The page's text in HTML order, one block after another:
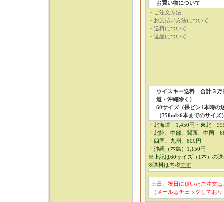
お買い物について
・ ご注文方法
・ お支払い方法について
・ 送料について
・ 返品について
ウイスキー送料 合計３万
道・沖縄除く）
60サイズ（裸ビン1本時の
（750ml×6本までのサイズ
・北海道 1,450円・東北
・北陸、中部、関西、中国
・四国、九州、800円
・沖縄（本島）1,150円
※上記は60サイズ（1本）の
※送料は内税です
土日、祝日に頂いたご注文
（メールはチェックしてお